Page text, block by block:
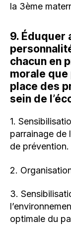
la 3ème
9. Éduquer
chacun en
morale
place des
sein de
1.
parrainage de
de prévention.
2.
3.
optimale du